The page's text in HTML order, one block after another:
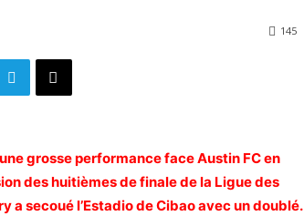
145
grosse performance face Austin FC en
des huitièmes de finale de la Ligue des
a secoué l’Estadio de Cibao avec un doublé.